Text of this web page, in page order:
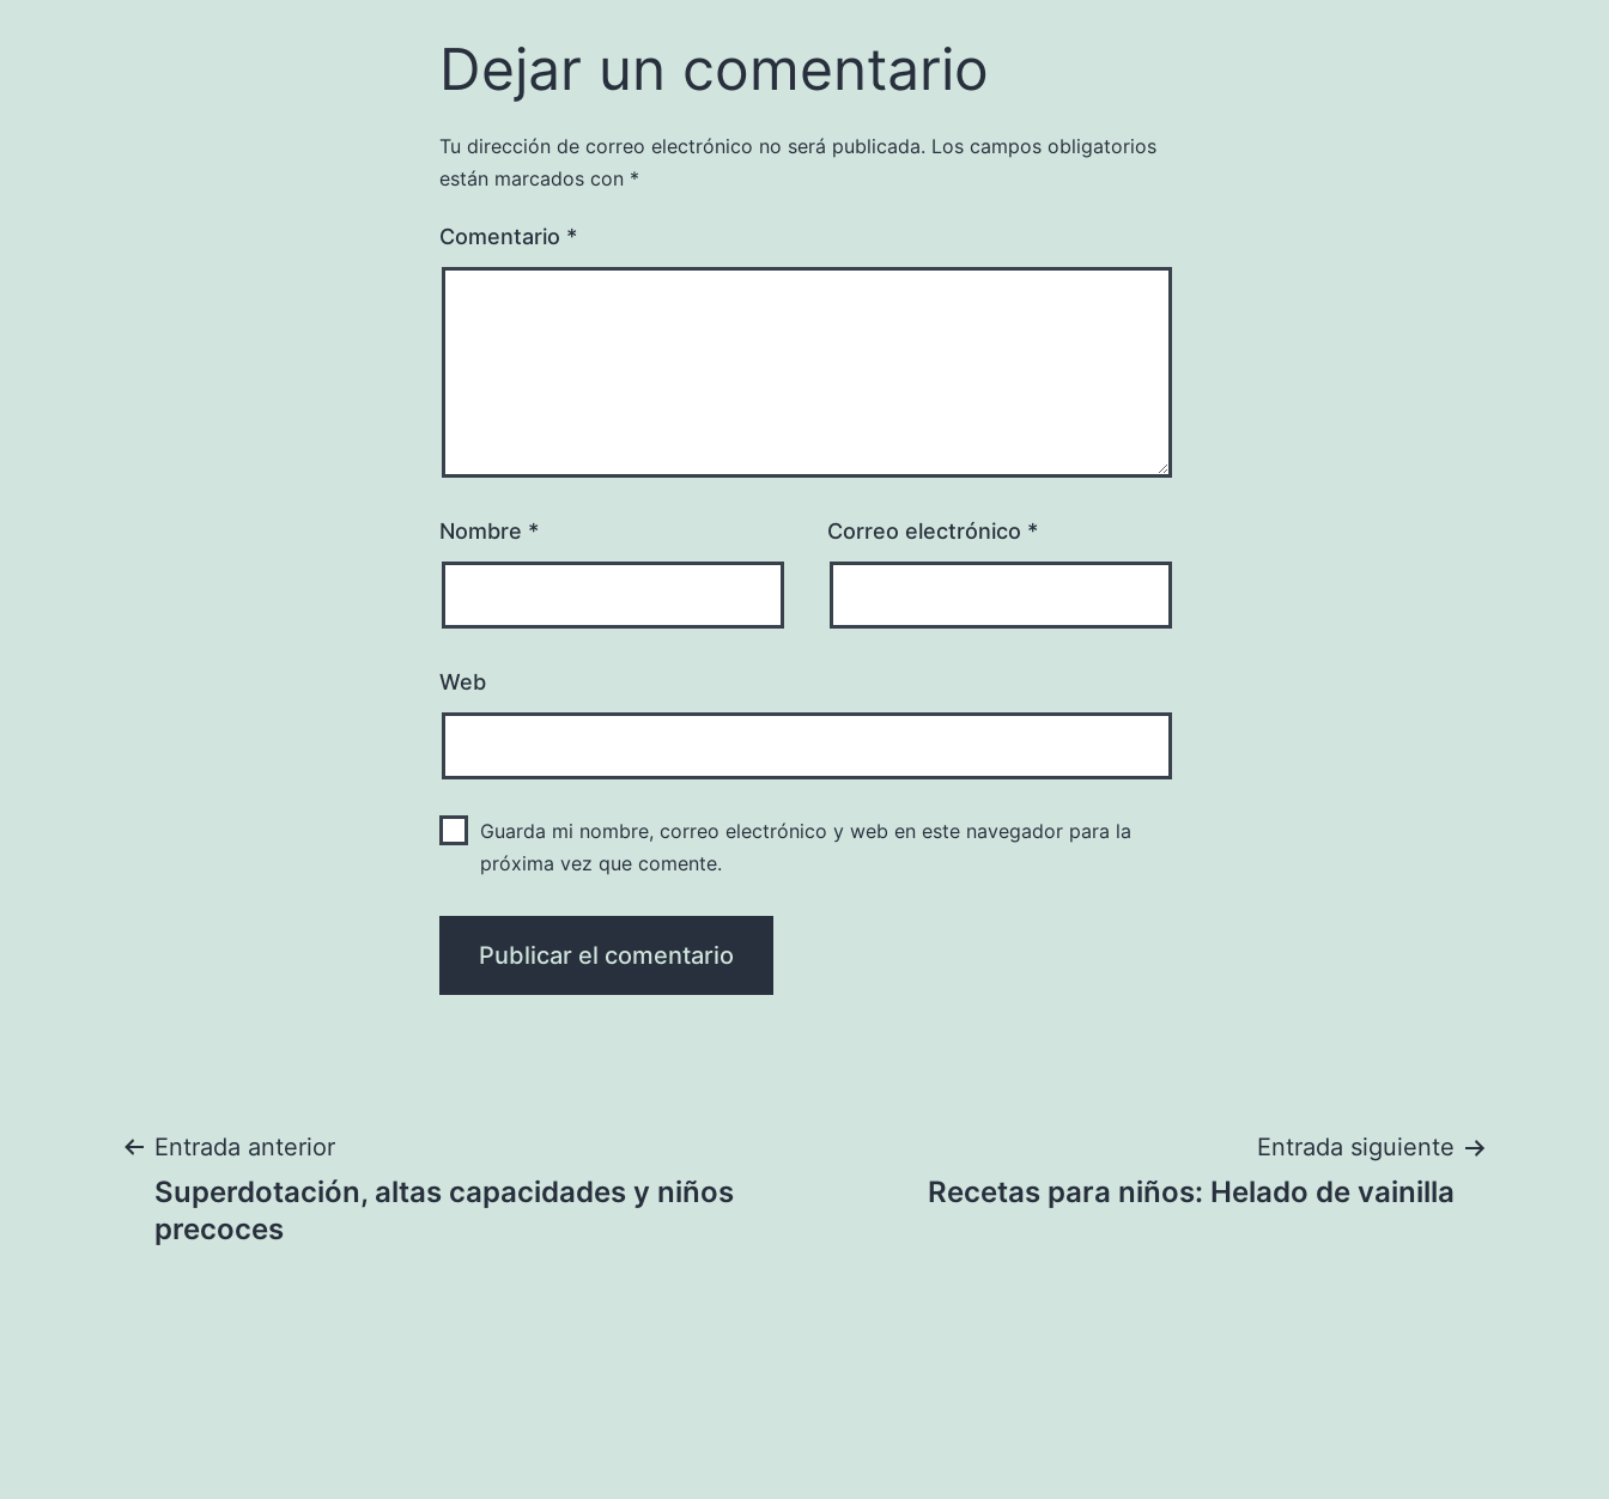
Dejar un comentario
Tu dirección de correo electrónico no será publicada. Los campos obligatorios
están marcados con *
Comentario *
Nombre * Correo electrónico *
Web
Guarda mi nombre, correo electrónico y web en este navegador para la
próxima vez que comente.
Navegación
de
Entrada anterior
Superdotación, altas capacidades y niños
precoces
Entrada siguiente
Recetas para niños: Helado de vainilla